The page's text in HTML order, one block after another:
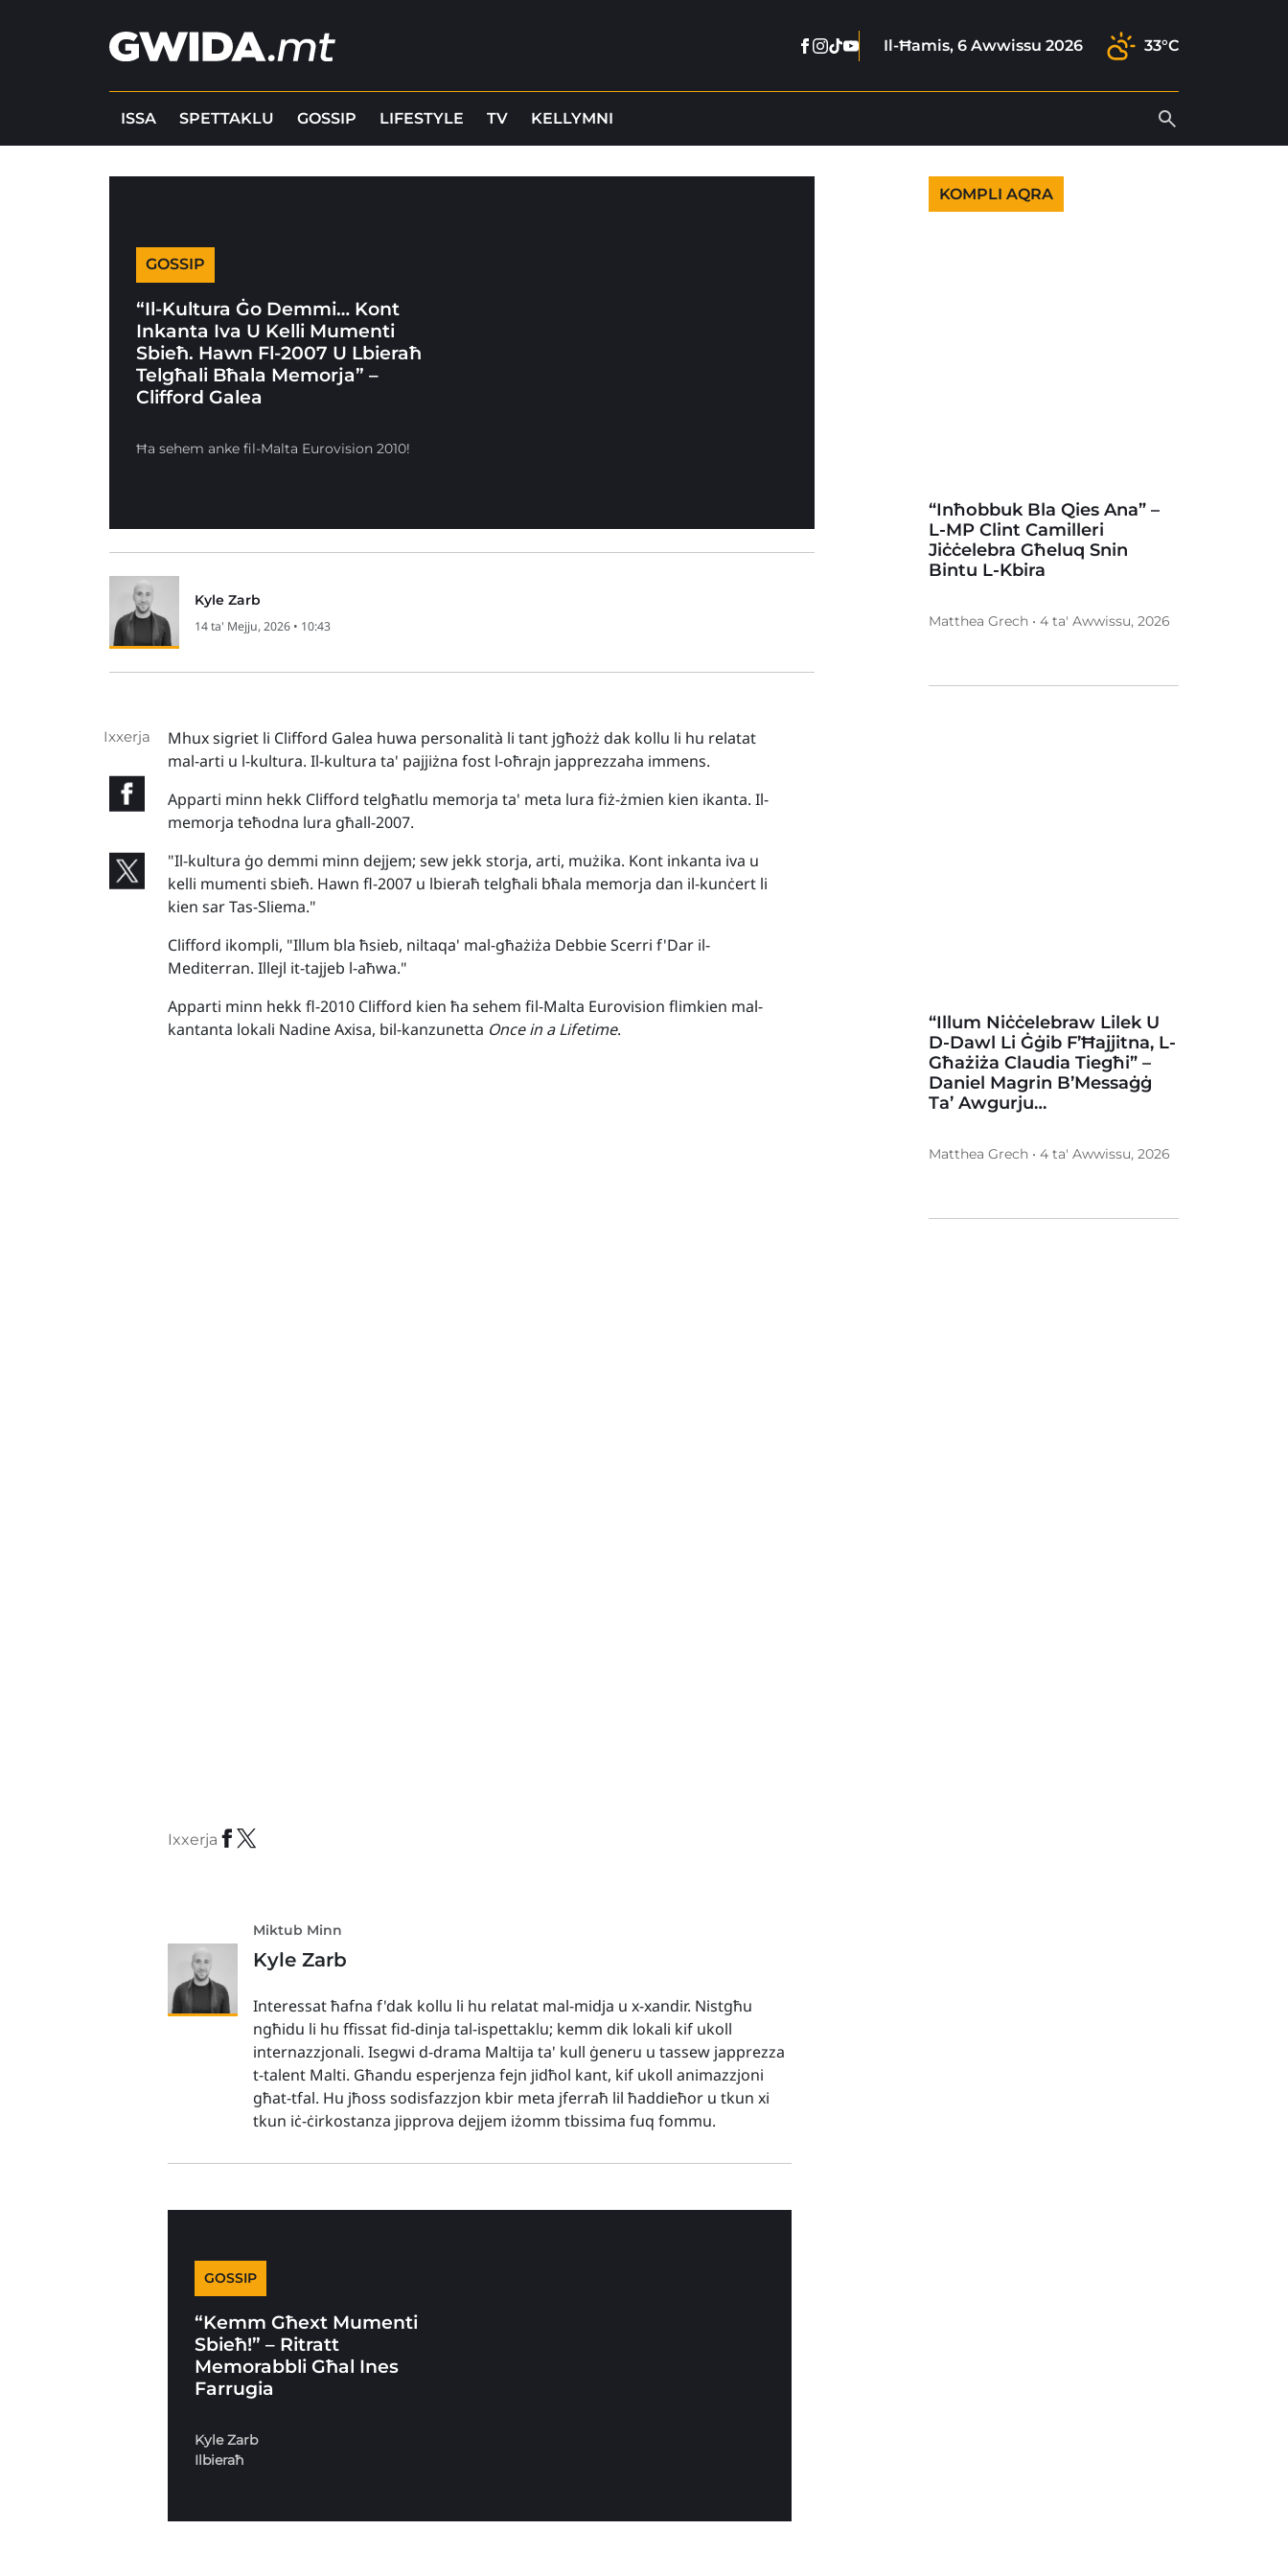
Facebook
Instagram
Tiktok
YoutubeIl-Ħamis, 6 Awwissu 2026 33°C
ISSA SPETTAKLU GOSSIP LIFESTYLE TV KELLYMNI
GOSSIP
“Il-Kultura Ġo Demmi… Kont
Inkanta Iva U Kelli Mumenti
Sbieħ. Hawn Fl-2007 U Lbieraħ
Telgħali Bħala Memorja” –
Clifford Galea
Ħa sehem anke fil-Malta Eurovision 2010!
Kyle Zarb
14 ta' Mejju, 2026 • 10:43
Ixxerja
Mhux sigriet li Clifford Galea huwa personalità li tant jgħożż dak kollu li hu relatat
mal-arti u l-kultura. Il-kultura ta' pajjiżna fost l-oħrajn japprezzaha immens.
Apparti minn hekk Clifford telgħatlu memorja ta' meta lura fiż-żmien kien ikanta. Il-
memorja teħodna lura għall-2007.
"Il-kultura ġo demmi minn dejjem; sew jekk storja, arti, mużika. Kont inkanta iva u
kelli mumenti sbieħ. Hawn fl-2007 u lbieraħ telgħali bħala memorja dan il-kunċert li
kien sar Tas-Sliema."
Clifford ikompli, "Illum bla ħsieb, niltaqa' mal-għażiża Debbie Scerri f'Dar il-
Mediterran. Illejl it-tajjeb l-aħwa."
Apparti minn hekk fl-2010 Clifford kien ħa sehem fil-Malta Eurovision flimkien mal-
kantanta lokali Nadine Axisa, bil-kanzunetta Once in a Lifetime.
Ixxerja
Miktub Minn
Kyle Zarb
Interessat ħafna f'dak kollu li hu relatat mal-midja u x-xandir. Nistgħu
ngħidu li hu ffissat fid-dinja tal-ispettaklu; kemm dik lokali kif ukoll
internazzjonali. Isegwi d-drama Maltija ta' kull ġeneru u tassew japprezza
t-talent Malti. Għandu esperjenza fejn jidħol kant, kif ukoll animazzjoni
għat-tfal. Hu jħoss sodisfazzjon kbir meta jferraħ lil ħaddieħor u tkun xi
tkun iċ-ċirkostanza jipprova dejjem iżomm tbissima fuq fommu.
GOSSIP
“Kemm Għext Mumenti
Sbieħ!” – Ritratt
Memorabbli Għal Ines
Farrugia
Kyle Zarb
Ilbieraħ
KOMPLI AQRA
“Inħobbuk Bla Qies Ana” –
L-MP Clint Camilleri
Jiċċelebra Għeluq Snin
Bintu L-Kbira
Matthea Grech • 4 ta' Awwissu, 2026
“Illum Niċċelebraw Lilek U
D-Dawl Li Ġġib F’Ħajjitna, L-
Għażiża Claudia Tiegħi” –
Daniel Magrin B’Messaġġ
Ta’ Awgurju…
Matthea Grech • 4 ta' Awwissu, 2026